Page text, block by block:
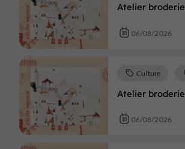
Atelier broderie
06/08/2026
Atelier broderie
Culture
06/08/2026